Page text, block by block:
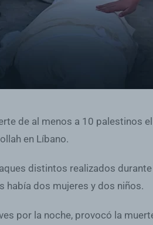
de al menos a 10 palestinos
en Líbano.
distintos realizados
había dos mujeres y dos niños.
por la noche, provocó la